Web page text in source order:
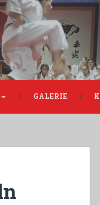
GALERIE